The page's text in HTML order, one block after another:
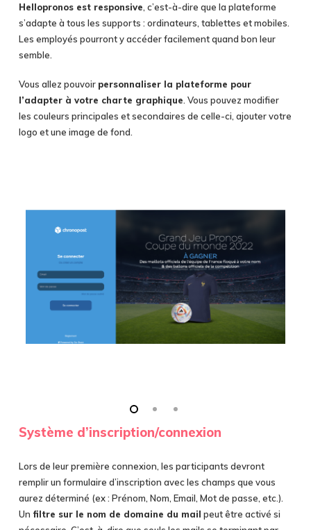
Hellopronos est responsive , c’est-à-dire que la plateforme
s’adapte à tous les supports : ordinateurs, tablettes et mobiles.
Les employés pourront y accéder facilement quand bon leur
semble.
Vous allez pouvoir personnaliser la plateforme pour
l’adapter à votre charte graphique . Vous pouvez modifier
les couleurs principales et secondaires de celle-ci, ajouter votre
logo et une image de fond.
Système d’inscription/connexion
Lors de leur première connexion, les participants devront
remplir un formulaire d’inscription avec les champs que vous
aurez déterminé (ex : Prénom, Nom, Email, Mot de passe, etc.).
Un filtre sur le nom de domaine du mail peut être activé si